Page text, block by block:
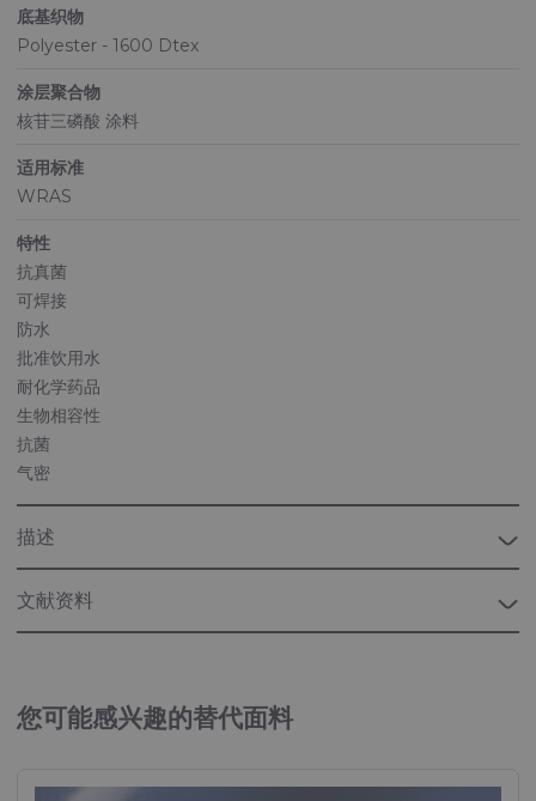
底基织物
Polyester - 1600 Dtex
涂层聚合物
核苷三磷酸 涂料
适用标准
WRAS
特性
抗真菌
可焊接
防水
批准饮用水
耐化学药品
生物相容性
抗菌
气密
描述
文献资料
您可能感兴趣的替代面料